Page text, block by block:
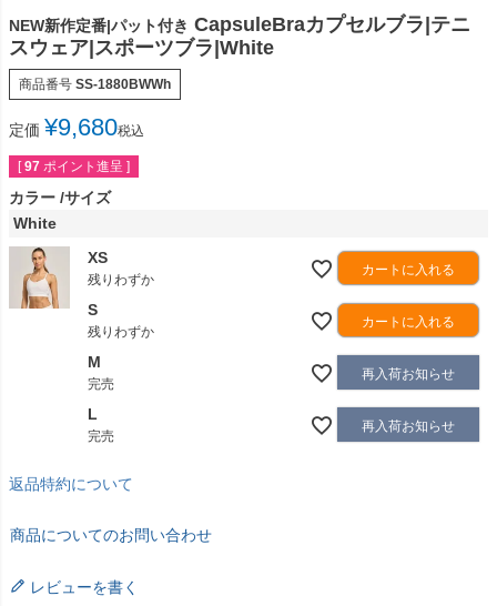
NEW新作定番|パット付き CapsuleBraカプセルブラ|テニ
スウェア|スポーツブラ|White
商品番号 SS-1880BWWh
定価 ¥9,680税込
[ 97 ポイント進呈 ]
カラー サイズ
White
XS
残りわずか
カートに入れる
S
残りわずか
カートに入れる
M
完売
再入荷お知らせ
L
完売
再入荷お知らせ
返品特約について
商品についてのお問い合わせ
レビューを書く